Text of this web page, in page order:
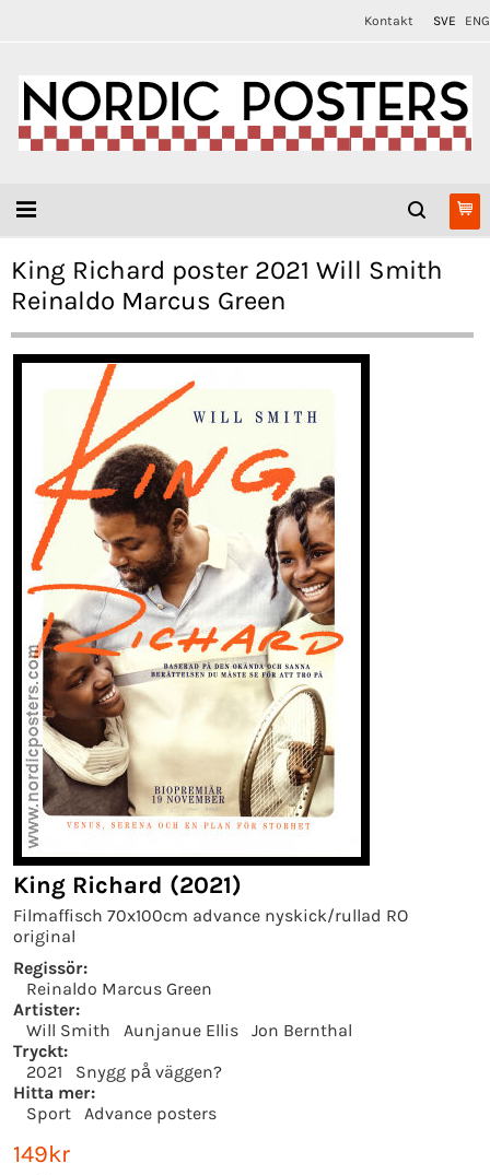
Kontakt SVE ENG
King Richard poster 2021 Will Smith
Reinaldo Marcus Green
King Richard (2021)
Filmaffisch 70x100cm advance nyskick/rullad RO
original
Regissör:
Reinaldo Marcus Green
Artister:
Will Smith
Aunjanue Ellis
Jon Bernthal
Tryckt:
2021
Snygg på väggen?
Hitta mer:
Sport
Advance posters
149kr